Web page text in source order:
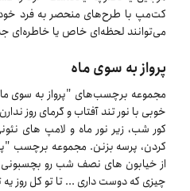
کت‌مپ با طرح‌های منحصر به فرد خود،
می‌توانند لحظه‌ای خاص یا خاطره‌ای
پرواز به سوی ماه
مجموعه برچسب‌های "پرواز به سوی
خوبی با نور تند آفتاب و گرمای روز
کور شب، زیر نور ماه و لامپ های
کردن، پرسه بزنن. مجموعه برچسب
از خیابون های نصف شب رو بچسبونی
چیزی که دوست داری ... تا تو کل روز